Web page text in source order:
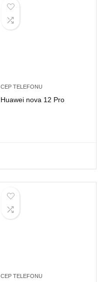
CEP TELEFONU
Huawei nova 12 Pro
CEP TELEFONU